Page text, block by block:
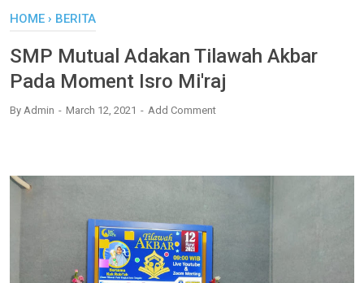
HOME › BERITA
SMP Mutual Adakan Tilawah Akbar
Pada Moment Isro Mi'raj
By Admin March 12, 2021 Add Comment